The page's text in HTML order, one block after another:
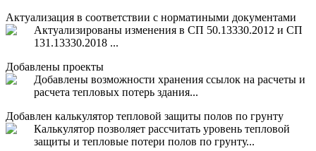
Актуализация в соответствии с норматиными документами
Актуализированы изменения в СП 50.13330.2012 и СП
131.13330.2018 ...
Добавлены проекты
Добавлены возможности хранения ссылок на расчеты и
расчета тепловых потерь здания...
Добавлен калькулятор тепловой защиты полов по грунту
Калькулятор позволяет рассчитать уровень тепловой
защиты и тепловые потери полов по грунту...